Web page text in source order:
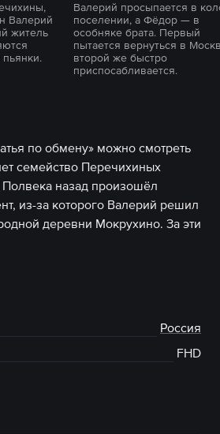
Валерий
житель
Валерий просыпается в
поселении, а Фёдор — в
особняке брата. Первый
пытается вернуться в
второй же быстро
приспосабливается.
по обмену» можно смотреть
семейство Перечихиных
Полвека назад произошёл
из-за которого Валерий решил
деревни Мокрухино. За эти
Россия
FHD